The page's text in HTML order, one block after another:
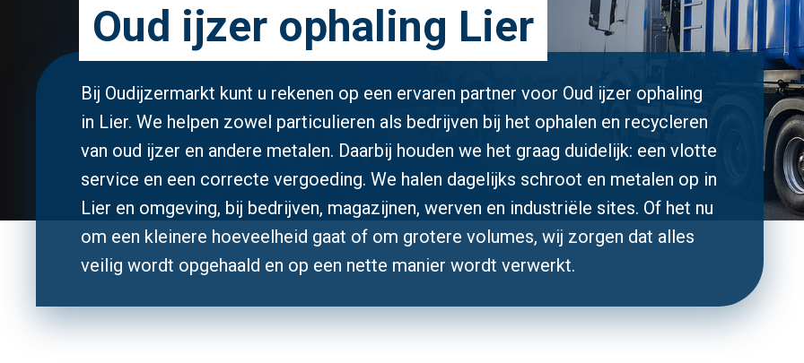
Oud ijzer ophaling Lier
Bij Oudijzermarkt kunt u rekenen op een ervaren partner voor Oud ijzer ophaling
in Lier. We helpen zowel particulieren als bedrijven bij het ophalen en recycleren
van oud ijzer en andere metalen. Daarbij houden we het graag duidelijk: een vlotte
service en een correcte vergoeding. We halen dagelijks schroot en metalen op in
Lier en omgeving, bij bedrijven, magazijnen, werven en industriële sites. Of het nu
om een kleinere hoeveelheid gaat of om grotere volumes, wij zorgen dat alles
veilig wordt opgehaald en op een nette manier wordt verwerkt.